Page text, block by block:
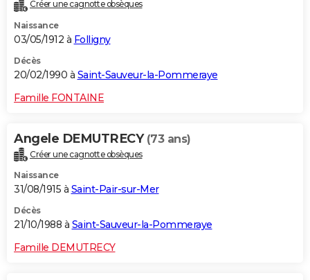
Créer une cagnotte obsèques
Naissance
03/05/1912 à Folligny
Décès
20/02/1990 à Saint-Sauveur-la-Pommeraye
Famille FONTAINE
Angele DEMUTRECY (73 ans)
Créer une cagnotte obsèques
Naissance
31/08/1915 à Saint-Pair-sur-Mer
Décès
21/10/1988 à Saint-Sauveur-la-Pommeraye
Famille DEMUTRECY